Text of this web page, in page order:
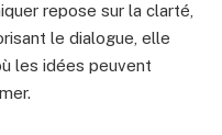
repose sur la clarté,
le dialogue, elle
les idées peuvent